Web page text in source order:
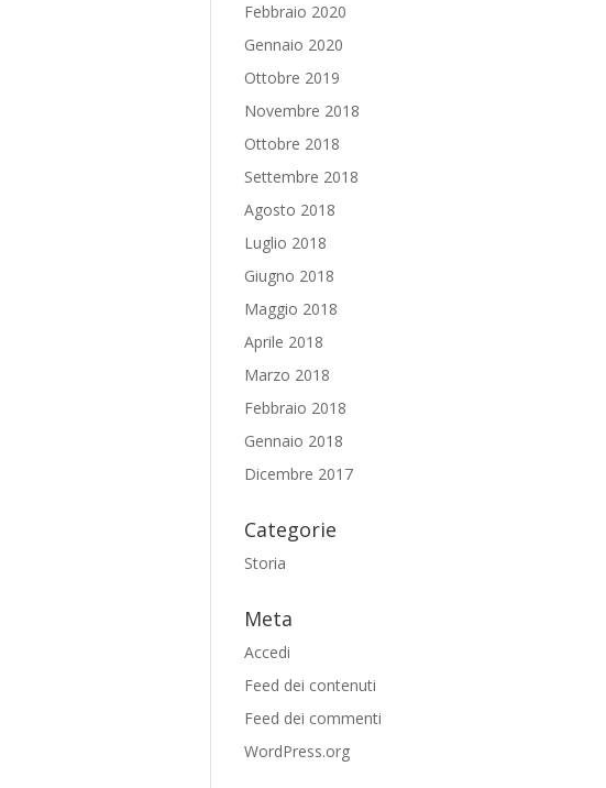
Febbraio 2020
Gennaio 2020
Ottobre 2019
Novembre 2018
Ottobre 2018
Settembre 2018
Agosto 2018
Luglio 2018
Giugno 2018
Maggio 2018
Aprile 2018
Marzo 2018
Febbraio 2018
Gennaio 2018
Dicembre 2017
Categorie
Storia
Meta
Accedi
Feed dei contenuti
Feed dei commenti
WordPress.org